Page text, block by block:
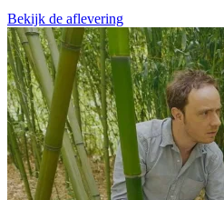
Bekijk de aflevering